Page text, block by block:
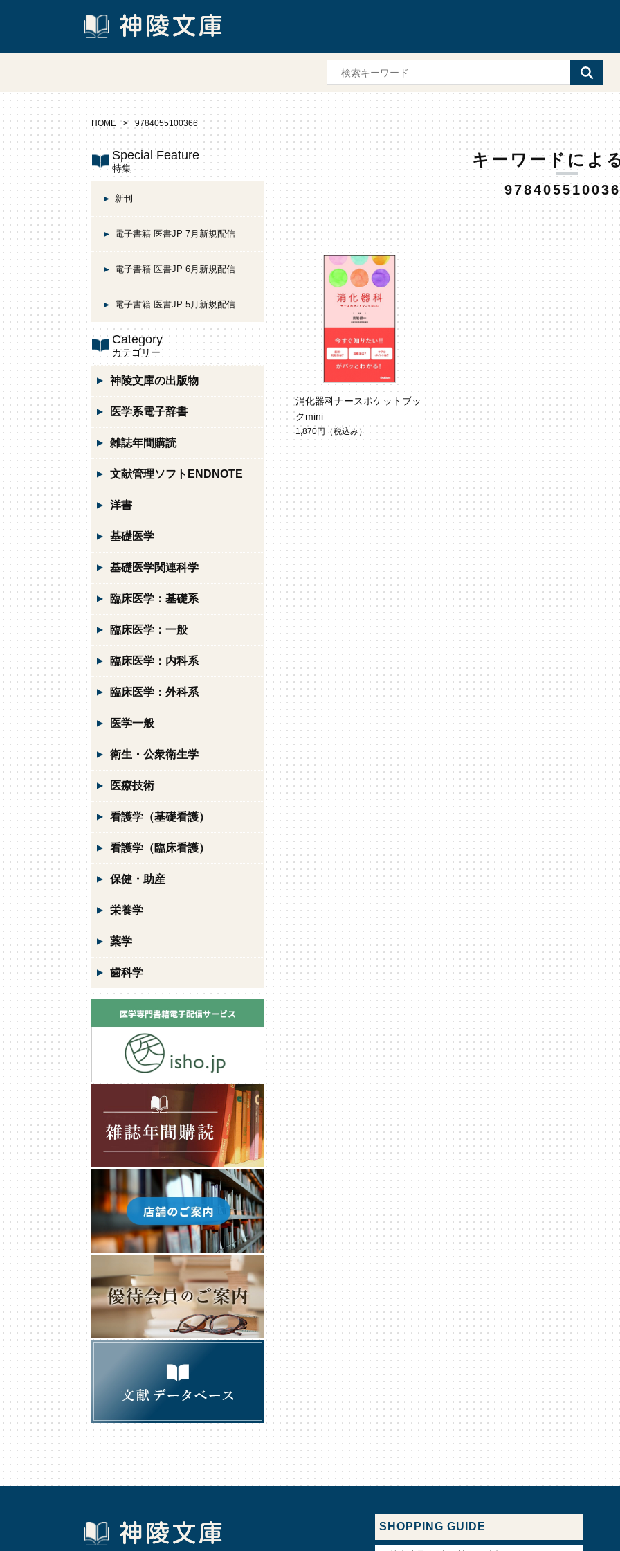
HOME 9784055100366
キーワードによ
消化器科ナースポケットブッ
クmini
1,870円 （税込み）
Special Feature
特集
新刊
電子書籍 医書JP 7月新規配信
電子書籍 医書JP 6月新規配信
電子書籍 医書JP 5月新規配信
Category
カテゴリー
神陵文庫の出版物
医学系電子辞書
雑誌年間購読
文献管理ソフトENDNOTE
洋書
基礎医学
基礎医学関連科学
臨床医学：基礎系
臨床医学：一般
臨床医学：内科系
臨床医学：外科系
医学一般
衛生・公衆衛生学
医療技術
看護学（基礎看護）
看護学（臨床看護）
保健・助産
栄養学
薬学
歯科学
SHOPPING GUIDE